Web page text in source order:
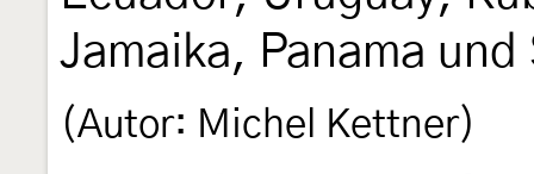
Jamaika, Panama
(Autor: Michel Kettner)